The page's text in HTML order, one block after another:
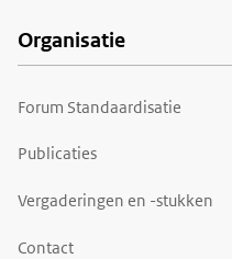
Organisatie
Forum Standaardisatie
Publicaties
Vergaderingen en -stukken
Contact